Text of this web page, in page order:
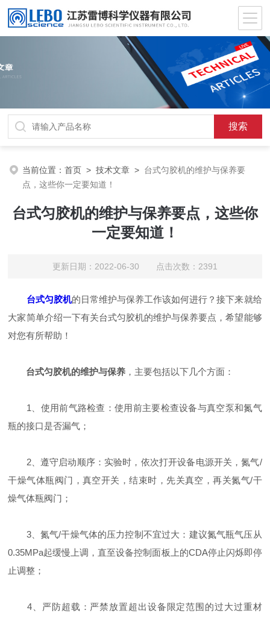
当前位置：首页 >技术文章 > 台式匀胶机的维护与保养要
点，这些你一定要知道！
台式匀胶机的维护与保养要点，这些你
一定要知道！
更新日期：2022-06-30 点击次数：2391
台式匀胶机的日常维护与保养工作该如何进行？接下来就给
大家简单介绍一下有关台式匀胶机的维护与保养要点，希望能够
对您有所帮助！
台式匀胶机的维护与保养 ，主要包括以下几个方面：
1、使用前气路检查：使用前主要检查设备与真空泵和氮气
瓶的接口是否漏气；
2、遵守启动顺序：实验时，依次打开设备电源开关，氮气/
干燥气体瓶阀门，真空开关，结束时，先关真空，再关氮气/干
燥气体瓶阀门；
3、氮气/干燥气体的压力控制不宜过大：建议氮气瓶气压从
0.35MPa起缓慢上调，直至设备控制面板上的CDA停止闪烁即停
止调整；
4、严防超载：严禁放置超出设备限定范围的过大过重材